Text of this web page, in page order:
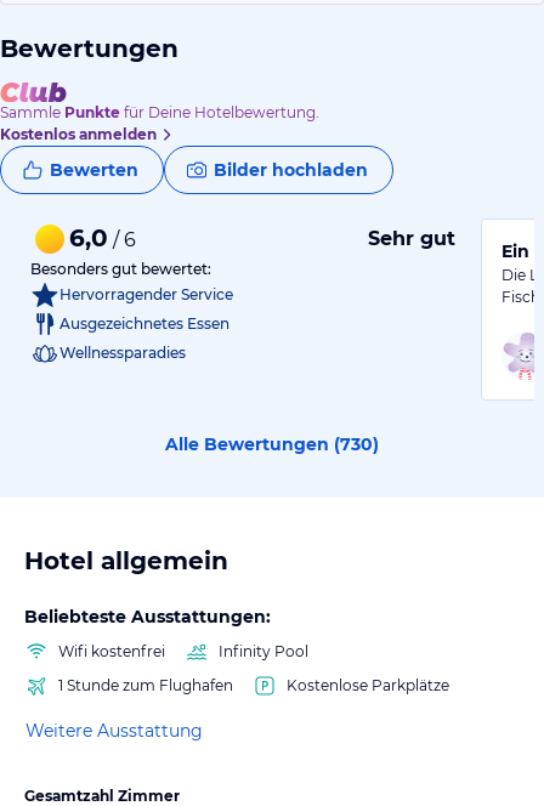
Bewertungen
Sammle Punkte für Deine Hotelbewertung.
Kostenlos anmelden
Bewerten Bilder hochladen
6,0 / 6 Sehr gut
Besonders gut bewertet:
Hervorragender Service
Ausgezeichnetes Essen
Wellnessparadies
Ein
Die
Alle Bewertungen (730)
Hotel allgemein
Beliebteste Ausstattungen:
Wifi kostenfrei
Infinity Pool
1 Stunde zum Flughafen
Kostenlose Parkplätze
Weitere Ausstattung
Gesamtzahl Zimmer